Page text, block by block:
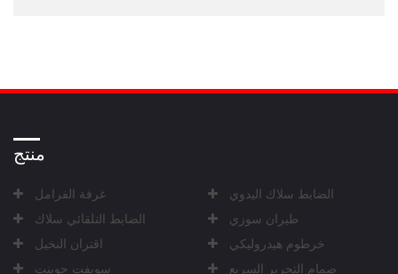
منتج
غرفة الفرامل
الضابط سلاك اليدوي
الضابط التلقائي سلاك
طيران سوزي
اقتران النخيل
خرطوم هيدروليكي
سويفت جوينت
صمام التحرير السريع